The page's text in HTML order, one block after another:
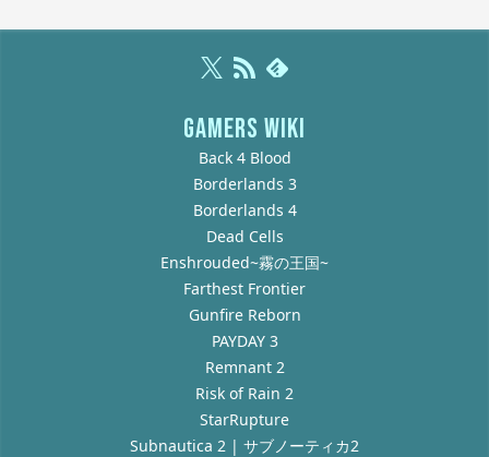
GAMERS WIKI
Back 4 Blood
Borderlands 3
Borderlands 4
Dead Cells
Enshrouded~霧の王国~
Farthest Frontier
Gunfire Reborn
PAYDAY 3
Remnant 2
Risk of Rain 2
StarRupture
Subnautica 2 | サブノーティカ2